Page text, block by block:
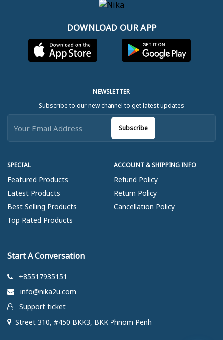
DOWNLOAD OUR APP
SPECIAL
Featured Products
Latest Products
Best Selling Products
Top Rated Products
ACCOUNT & SHIPPING INFO
Refund Policy
Return Policy
Cancellation Policy
NEWSLETTER
Subscribe to our new channel to get latest updates
Subscribe
Start A Conversation
+85517935151
info@nika2u.com
Support ticket
Street 310, #450 BKK3, BKK Phnom Penh